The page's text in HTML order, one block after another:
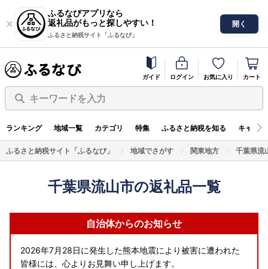
ふるなびアプリなら
返礼品がもっと探しやすい！
ふるさと納税サイト「ふるなび」
開く
ガイド ログイン お気に入り カート
キーワードを入力
ランキング 地域一覧 カテゴリ 特集 ふるさと納税を知る キャン
ふるさと納税サイト「ふるなび」 地域でさがす 関東地方 千葉県流
千葉県流山市の返礼品一覧
自治体からのお知らせ
2026年7月28日に発生した熊本地震により被害に遭われた
皆様には、心よりお見舞い申し上げます。